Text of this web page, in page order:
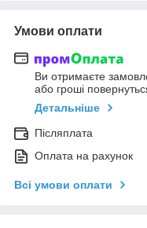
Умови оплати
Ви отримаєте
або гроші
Детальніше
Післяплата
Оплата на рахунок
Всі умови оплати